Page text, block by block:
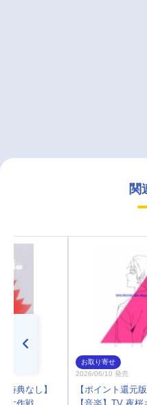
関
特典なし】
お取り寄せ
2026/06/10 発売
【ポイント還元